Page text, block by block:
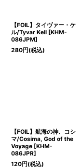
【FOIL】タイヴァー・ケ
ル/Tyvar Kell [KHM-
086JPM]
280円(税込)
【FOIL】航海の神、コシ
マ/Cosima, God of the
Voyage [KHM-
086JPR]
120円(税込)